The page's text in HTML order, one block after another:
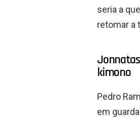
seria a
retomar a
kimono
Pedro
em